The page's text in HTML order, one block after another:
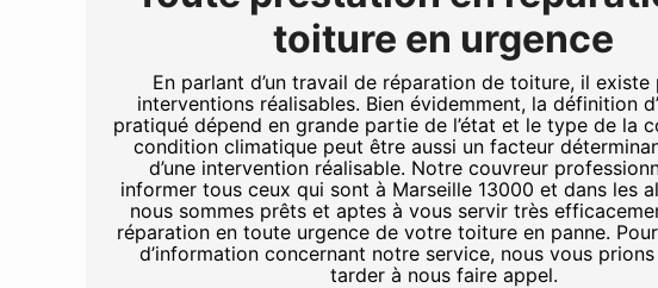
toiture en urgence
En parlant d’un travail de réparation de toiture, il existe
interventions réalisables. Bien évidemment, la définition
pratiqué dépend en grande partie de l’état et le type de la
condition climatique peut être aussi un facteur
d’une intervention réalisable. Notre couvreur
informer tous ceux qui sont à Marseille 13000 et dans les
nous sommes prêts et aptes à vous servir très
réparation en toute urgence de votre toiture en panne.
d’information concernant notre service, nous vous
tarder à nous faire appel.